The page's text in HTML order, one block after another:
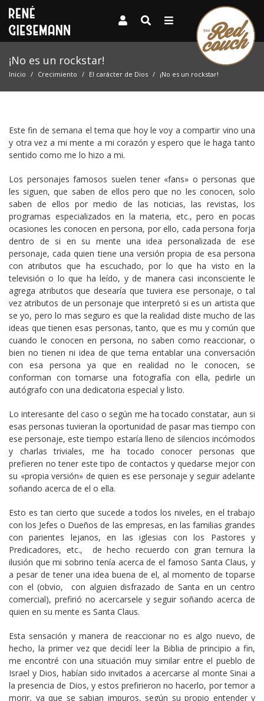
¡No es un rockstar!
Inicio Crecimiento El carácter de Dios ¡No es un rockstar!
Este fin de semana el tema que hoy le voy a compartir vino una
y otra vez a mi mente a mi corazón y espero que le haga tanto
sentido como me lo hizo a mi.
Los personajes famosos suelen tener «fans» o personas que
les siguen, que saben de ellos pero que no les conocen, solo
saben de ellos por medio de las noticias, las revistas, los
programas especializados en la materia, etc., pero en pocas
ocasiones les conocen en persona, por ello, cada persona forja
dentro de si en su mente una idea personalizada de ese
personaje, cada quien tiene una versión propia de esa persona
con atributos que ha escuchado, por lo que ha visto en la
televisión o lo que ha leído, y de manera casi inconsciente le
agrega atributos que desearía que tuviera ese personaje, o tal
vez atributos de un personaje que interpretó si es un artista que
se yo, pero lo mas seguro es que la realidad diste mucho de las
ideas que tienen esas personas, tanto, que es mu y común que
cuando le conocen en persona, no saben como reaccionar, o
bien no tienen ni idea de que tema entablar una conversación
con esa persona ya que en realidad no le conocen, se
conforman con tomarse una fotografía con ella, pedirle un
autógrafo con una dedicatoria especial y listo.
Lo interesante del caso o según me ha tocado constatar, aun si
esas personas tuvieran la oportunidad de pasar mas tiempo con
ese personaje, este tiempo estaría lleno de silencios incómodos
y charlas triviales, me ha tocado conocer personas que
prefieren no tener este tipo de contactos y quedarse mejor con
su «propia versión» de quien es ese personaje y seguir adelante
soñando acerca de el o ella.
Esto es tan cierto que sucede a todos los niveles, en el trabajo
con los Jefes o Dueños de las empresas, en las familias grandes
con parientes lejanos, en las iglesias con los Pastores y
Predicadores, etc., de hecho recuerdo con gran ternura la
ilusión que mi sobrino tenía acerca de el famoso Santa Claus, y
a pesar de tener una idea buena de el, al momento de toparse
con el (obvio, con alguien disfrazado de Santa en un centro
comercial), prefirió no acercarsele y seguir soñando acerca de
quien en su mente es Santa Claus.
Esta sensación y manera de reaccionar no es algo nuevo, de
hecho, la primer vez que decidí leer la Biblia de principio a fin,
me encontré con una situación muy similar entre el pueblo de
Israel y Dios, habían sido invitados a acercarse al monte Sinai a
la presencia de Dios, y estos prefirieron no hacerlo, por temor a
morir, ya que se sabian impuros, según su propio entender y